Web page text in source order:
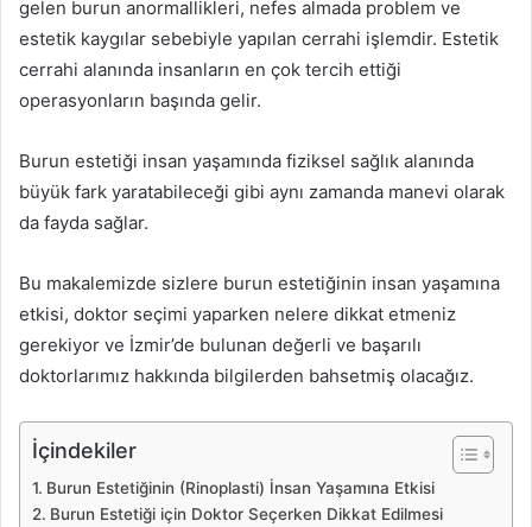
gelen burun anormallikleri, nefes almada problem ve
estetik kaygılar sebebiyle yapılan cerrahi işlemdir. Estetik
cerrahi alanında insanların en çok tercih ettiği
operasyonların başında gelir.
Burun estetiği insan yaşamında fiziksel sağlık alanında
büyük fark yaratabileceği gibi aynı zamanda manevi olarak
da fayda sağlar.
Bu makalemizde sizlere burun estetiğinin insan yaşamına
etkisi, doktor seçimi yaparken nelere dikkat etmeniz
gerekiyor ve İzmir’de bulunan değerli ve başarılı
doktorlarımız hakkında bilgilerden bahsetmiş olacağız.
İçindekiler
Burun Estetiğinin (Rinoplasti) İnsan Yaşamına Etkisi
Burun Estetiği için Doktor Seçerken Dikkat Edilmesi